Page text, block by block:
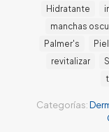
Categorías:
Hidratante
manchas
Palmer's
Piel
revitalizar